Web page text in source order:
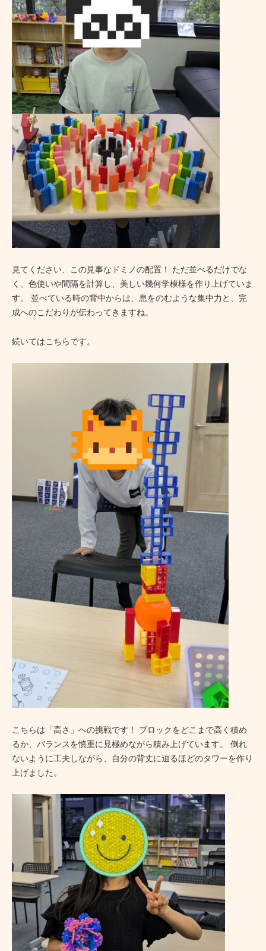
見てください、この見事なドミノの配置！ ただ並べるだけでな
く、色使いや間隔を計算し、美しい幾何学模様を作り上げていま
す。 並べている時の背中からは、息をのむような集中力と、完
成へのこだわりが伝わってきますね。
続いてはこちらです。
こちらは「高さ」への挑戦です！ ブロックをどこまで高く積め
るか、バランスを慎重に見極めながら積み上げています。 倒れ
ないように工夫しながら、自分の背丈に迫るほどのタワーを作り
上げました。